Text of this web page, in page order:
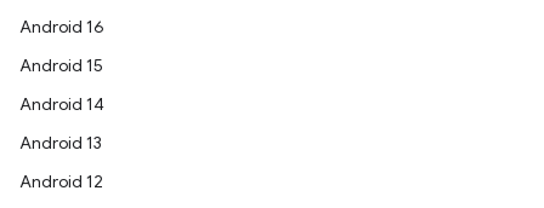
Android 16
Android 15
Android 14
Android 13
Android 12